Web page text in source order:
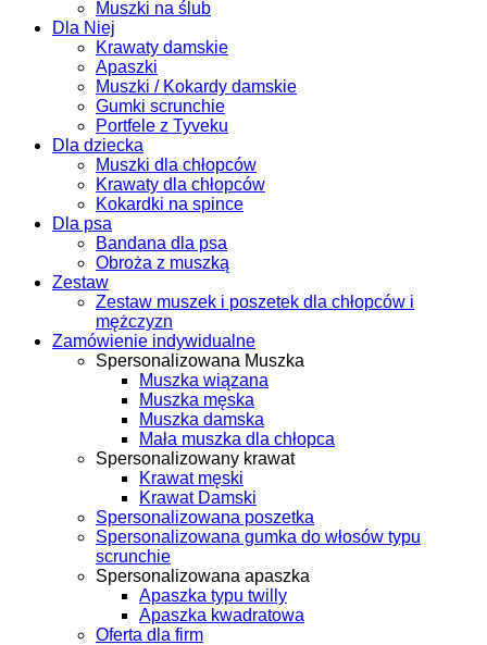
Muszki na ślub
Dla Niej
Krawaty damskie
Apaszki
Muszki / Kokardy damskie
Gumki scrunchie
Portfele z Tyveku
Dla dziecka
Muszki dla chłopców
Krawaty dla chłopców
Kokardki na spince
Dla psa
Bandana dla psa
Obroża z muszką
Zestaw
Zestaw muszek i poszetek dla chłopców i
mężczyzn
Zamówienie indywidualne
Spersonalizowana Muszka
Muszka wiązana
Muszka męska
Muszka damska
Mała muszka dla chłopca
Spersonalizowany krawat
Krawat męski
Krawat Damski
Spersonalizowana poszetka
Spersonalizowana gumka do włosów typu
scrunchie
Spersonalizowana apaszka
Apaszka typu twilly
Apaszka kwadratowa
Oferta dla firm